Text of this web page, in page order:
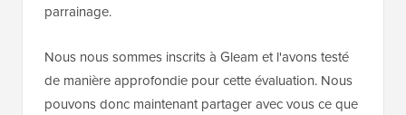
parrainage.
Nous nous sommes inscrits à Gleam et l'avons testé
de manière approfondie pour cette évaluation. Nous
pouvons donc maintenant partager avec vous ce que